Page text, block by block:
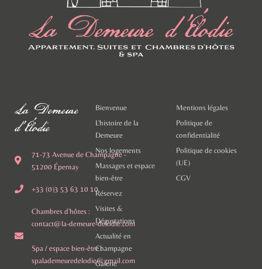
La Demeure
d'Élodie
71-73 Avenue de Champagne -
51200 Épernay
+33 (0)3 53 63 10 10
Chambres d'hôtes :
contact@la-demeure-delodie.com
Spa / espace bien-être :
spalademeuredelodie@gmail.com
Bienvenue
L'histoire de la
Demeure
Nos logements
Massages et espace
bien-être
Réservez
Visites &
Dégustations
Actualité en
Champagne
Galerie
Mentions légales
Politique de
confidentialité
Politique de cookies
(UE)
CGV